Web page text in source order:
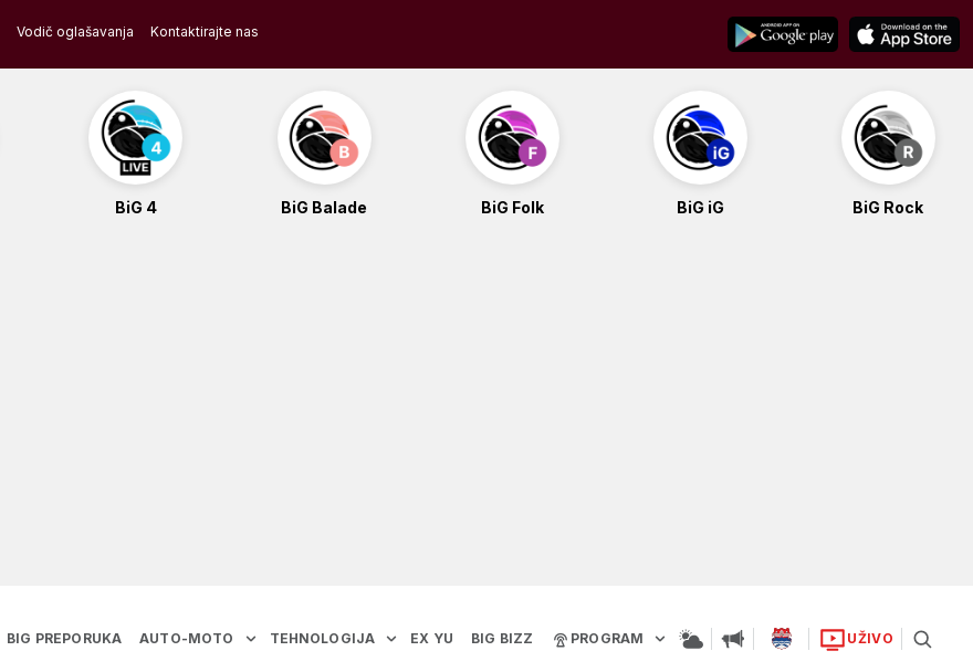
Vodič oglašavanja Kontaktirajte nas
BiG 4 BiG Balade BiG Folk BiG iG BiG Rock
BIG PREPORUKA AUTO-MOTO TEHNOLOGIJA EX YU BIG BIZZ PROGRAM UŽIVO